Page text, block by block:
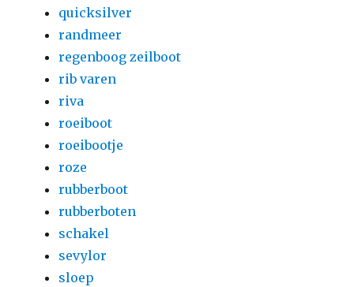
quicksilver
randmeer
regenboog zeilboot
rib varen
riva
roeiboot
roeibootje
roze
rubberboot
rubberboten
schakel
sevylor
sloep